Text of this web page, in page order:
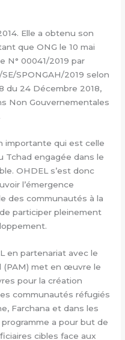
Elle a obtenu son
que ONG le 10 mai
N° 00041/2019 par
SPONGAH/2019 selon
du 24 Décembre 2018,
Non Gouvernementales
importante qui est celle
Tchad engagée dans le
OHDEL s’est donc
l’émergence
des communautés à la
participer pleinement
en partenariat avec le
(PAM) met en œuvre le
pour la création
communautés réfugiés
Farchana et dans les
a pour but de
cibles face aux